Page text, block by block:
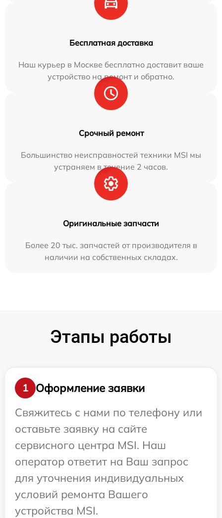
Бесплатная доставка
Наш курьер в Москве бесплатно доставит ваше
устройство на ремонт и обратно.
Срочный ремонт
Большинство неисправностей техники MSI мы
устраняем в течение 2 часов.
Оригинальные запчасти
Более 20 тыс. запчастей от производителя в
наличии на собственных складах.
Этапы работы
1
Оформление заявки
Свяжитесь с нами по телефону или
оставьте заявку на сайте
сервисного центра MSI. Наш
оператор ответит на Ваш запрос
для уточнения индивидуальных
условий ремонта Вашего
устройства MSI.